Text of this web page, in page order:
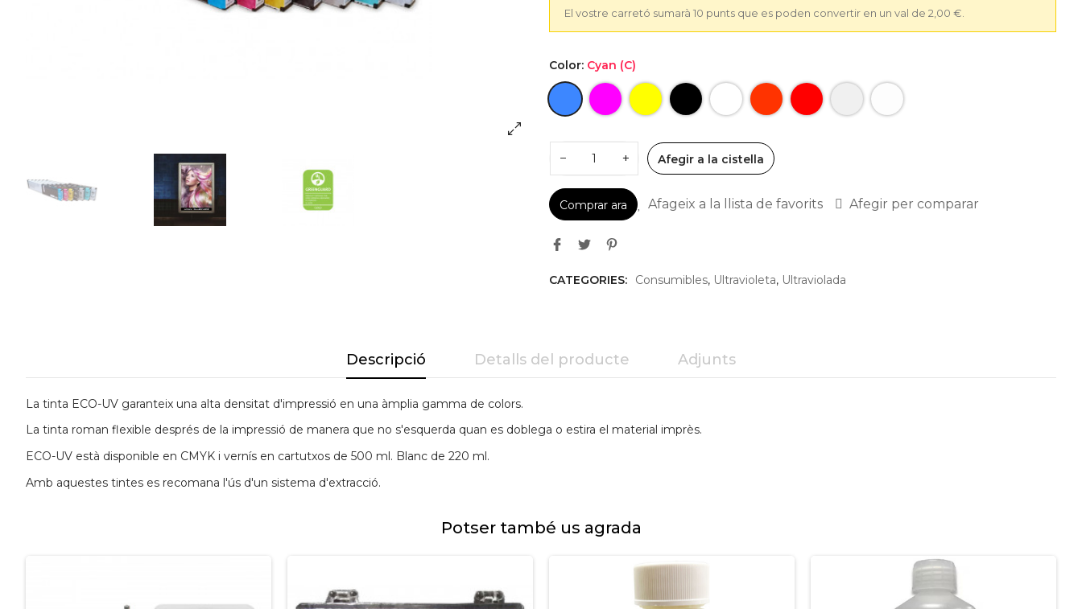
El vostre carretó sumarà 10 punts que es poden convertir en un val de 2,00 €.
Color: Cyan (C)
− + Afegir a la cistella
Comprar ara Afageix a la llista de favorits Afegir per comparar
CATEGORIES: Consumibles, Ultravioleta, Ultraviolada
Descripció Detalls del producte Adjunts
La tinta ECO-UV garanteix una alta densitat d'impressió en una àmplia gamma de colors.
La tinta roman flexible després de la impressió de manera que no s'esquerda quan es doblega o estira el material imprès.
ECO-UV està disponible en CMYK i vernís en cartutxos de 500 ml. Blanc de 220 ml.
Amb aquestes tintes es recomana l'ús d'un sistema d'extracció.
Potser també us agrada